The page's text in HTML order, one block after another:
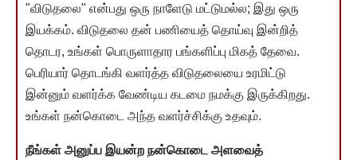
"விடுதலை" என்பது ஒரு நாளேடு மட்டுமல்ல; இது ஒரு
இயக்கம். விடுதலை தன் பணியைத் தொய்வு இன்றித்
தொடர, உங்கள் பொருளாதார பங்களிப்பு மிகத் தேவை.
பெரியார் தொடங்கி வளர்த்த விடுதலையை உரமிட்டு
இன்னும் வளர்க்க வேண்டிய கடமை நமக்கு இருக்கிறது.
உங்கள் நன்கொடை அந்த வளர்ச்சிக்கு உதவும்.
நீங்கள் அனுப்ப இயன்ற நன்கொடை அளவைத்